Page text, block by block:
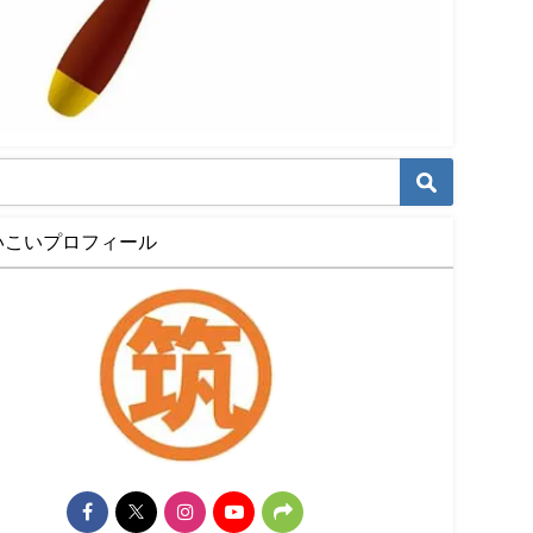
こいプロフィール